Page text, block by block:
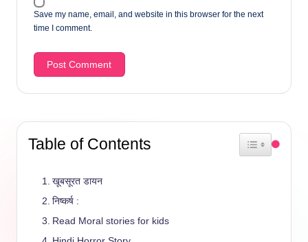
Save my name, email, and website in this browser for the next
time I comment.
Table of Contents Toggle Table
खूबसूरत डायन
निष्कर्ष :
Read Moral stories for kids